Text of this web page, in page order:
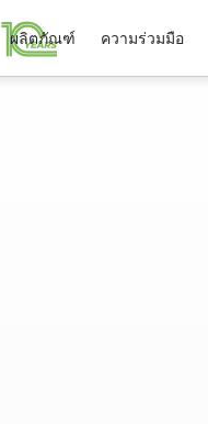
ผลิตภัณฑ์ ความร่วมมือ